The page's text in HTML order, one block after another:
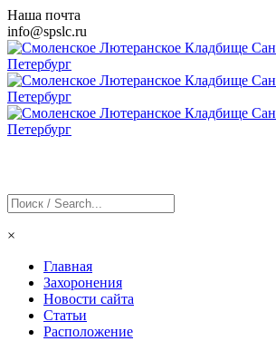
Наша почта
info@spslc.ru
×
Главная
Захоронения
Новости сайта
Статьи
Расположение